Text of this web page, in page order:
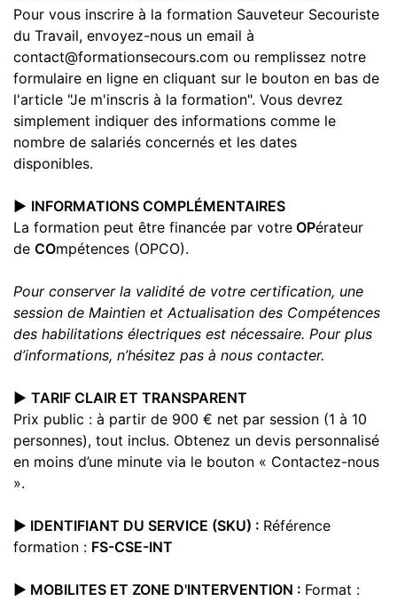
Pour vous inscrire à la formation Sauveteur Secouriste
du Travail, envoyez-nous un email à
contact@formationsecours.com ou remplissez notre
formulaire en ligne en cliquant sur le bouton en bas de
l'article "Je m'inscris à la formation". Vous devrez
simplement indiquer des informations comme le
nombre de salariés concernés et les dates
disponibles.
▶️ INFORMATIONS COMPLÉMENTAIRES
La formation peut être financée par votre OPérateur
de COmpétences (OPCO).
Pour conserver la validité de votre certification, une
session de Maintien et Actualisation des Compétences
des habilitations électriques est nécessaire. Pour plus
d’informations, n’hésitez pas à nous contacter.
▶️ TARIF CLAIR ET TRANSPARENT
Prix public : à partir de 900 € net par session (1 à 10
personnes), tout inclus. Obtenez un devis personnalisé
en moins d’une minute via le bouton « Contactez-nous
».
▶️ IDENTIFIANT DU SERVICE (SKU) : Référence
formation : FS-CSE-INT
▶️ MOBILITES ET ZONE D'INTERVENTION : Format :